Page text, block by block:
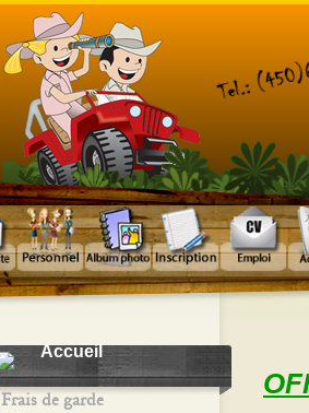
Accueil
Frais de garde